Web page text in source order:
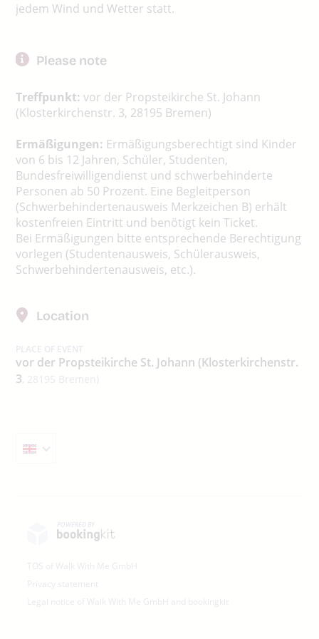
jedem Wind und Wetter statt.
Please note
Treffpunkt:vor der Propsteikirche St. Johann
(Klosterkirchenstr. 3, 28195 Bremen)
Ermäßigungen: Ermäßigungsberechtigt sind Kinder
von 6 bis 12 Jahren, Schüler, Studenten,
Bundesfreiwilligendienst und schwerbehinderte
Personen ab 50 Prozent. Eine Begleitperson
(Schwerbehindertenausweis Merkzeichen B) erhält
kostenfreien Eintritt und benötigt kein Ticket.
Bei Ermäßigungen bitte entsprechende Berechtigung
vorlegen (Studentenausweis, Schülerausweis,
Schwerbehindertenausweis, etc.).
Location
PLACE OF EVENT
vor der Propsteikirche St. Johann (Klosterkirchenstr.
3 , 28195 Bremen)
POWERED BY
TOS of Walk With Me GmbH
Privacy statement
Legal notice of Walk With Me GmbH and bookingkit